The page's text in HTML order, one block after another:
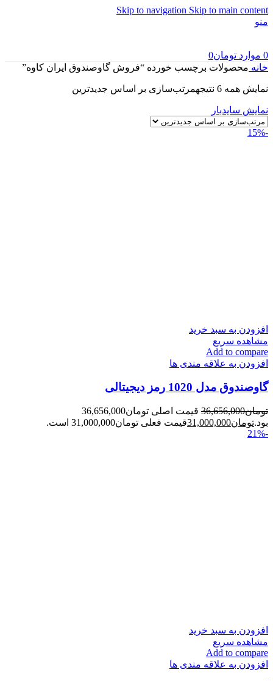
Skip to navigation Skip to main content
منو
0 موارد تومان0
خانه محصولات برچسب خورده “فروش گاوصندوق ایران کاوه”
نمایش همه 6 نتیجه مرتب‌سازی بر اساس جدیدترین
نمایش سایدبار
-15%
افزودن به سبد خرید
مشاهده سریع
Add to compare
افزودن به علاقه مندی ها
گاوصندوق مدل 1020 رمز دیجیتالی
تومان36,656,000
قیمت اصلی تومان36,656,000
بود.تومان31,000,000قیمت فعلی تومان31,000,000 است.
-21%
افزودن به سبد خرید
مشاهده سریع
Add to compare
افزودن به علاقه مندی ها